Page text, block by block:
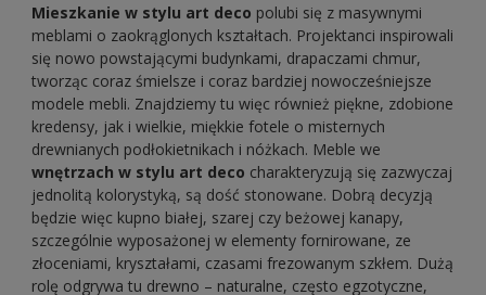
Mieszkanie w stylu art deco polubi się z masywnymi
meblami o zaokrąglonych kształtach. Projektanci inspirowali
się nowo powstającymi budynkami, drapaczami chmur,
tworząc coraz śmielsze i coraz bardziej nowocześniejsze
modele mebli. Znajdziemy tu więc również piękne, zdobione
kredensy, jak i wielkie, miękkie fotele o misternych
drewnianych podłokietnikach i nóżkach. Meble we
wnętrzach w stylu art deco charakteryzują się zazwyczaj
jednolitą kolorystyką, są dość stonowane. Dobrą decyzją
będzie więc kupno białej, szarej czy beżowej kanapy,
szczególnie wyposażonej w elementy fornirowane, ze
złoceniami, kryształami, czasami frezowanym szkłem. Dużą
rolę odgrywa tu drewno – naturalne, często egzotyczne,